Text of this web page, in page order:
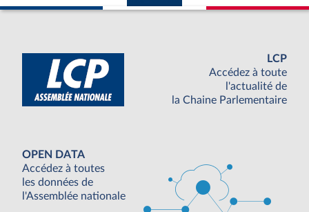
LCP
Accédez à toute
l'actualité de
la Chaine Parlementaire
OPEN DATA
Accédez à toutes
les données de
l'Assemblée nationale